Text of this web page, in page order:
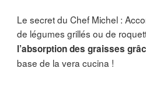
Le secret du Chef Michel :
de légumes grillés ou de
l’absorption des graisses
base de la vera cucina !